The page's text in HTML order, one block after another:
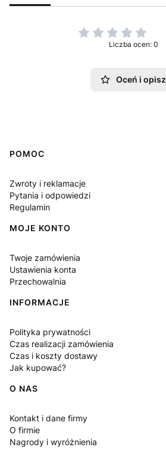
Liczba ocen: 0
Oceń i opisz
Linki w stopce
POMOC
Zwroty i reklamacje
Pytania i odpowiedzi
Regulamin
MOJE KONTO
Twoje zamówienia
Ustawienia konta
Przechowalnia
INFORMACJE
Polityka prywatności
Czas realizacji zamówienia
Czas i koszty dostawy
Jak kupować?
O NAS
Kontakt i dane firmy
O firmie
Nagrody i wyróżnienia